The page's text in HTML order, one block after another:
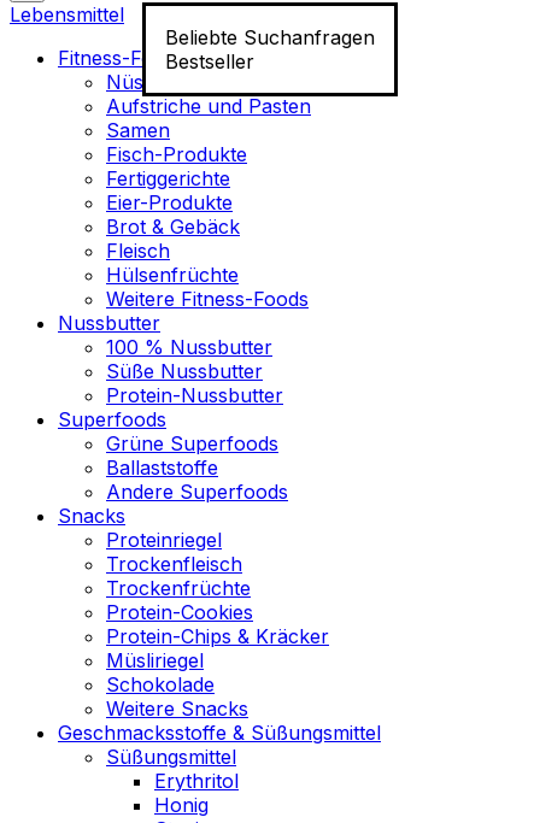
Beliebte Suchanfragen
Bestseller
Lebensmittel
Fitness-Food
Nüsse
Aufstriche und Pasten
Samen
Fisch-Produkte
Fertiggerichte
Eier-Produkte
Brot & Gebäck
Fleisch
Hülsenfrüchte
Weitere Fitness-Foods
Nussbutter
100 % Nussbutter
Süße Nussbutter
Protein-Nussbutter
Superfoods
Grüne Superfoods
Ballaststoffe
Andere Superfoods
Snacks
Proteinriegel
Trockenfleisch
Trockenfrüchte
Protein-Cookies
Protein-Chips & Kräcker
Müsliriegel
Schokolade
Weitere Snacks
Geschmacksstoffe & Süßungsmittel
Süßungsmittel
Erythritol
Honig